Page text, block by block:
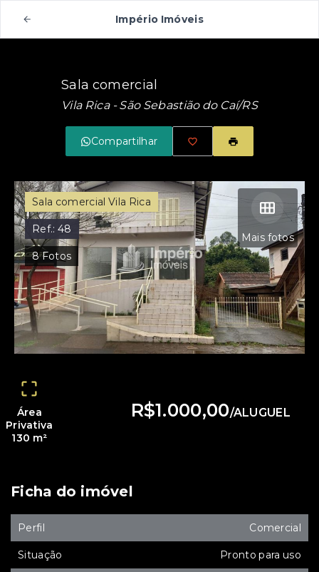
Império Imóveis
Sala comercial
Vila Rica - São Sebastião do Caí/RS
Compartilhar
Mais fotos
Sala comercial Vila Rica
Ref.:48
8Fotos
Área
Privativa
130 m²
R$1.000,00/ALUGUEL
Ficha do imóvel
Perfil Comercial
Situação Pronto para uso